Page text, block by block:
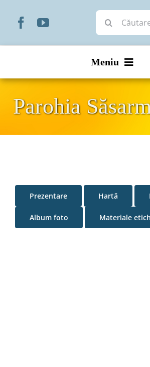
Cautare...
Meniu
Liturgic
Parohia
Prezentare Hartă
Album foto Materiale